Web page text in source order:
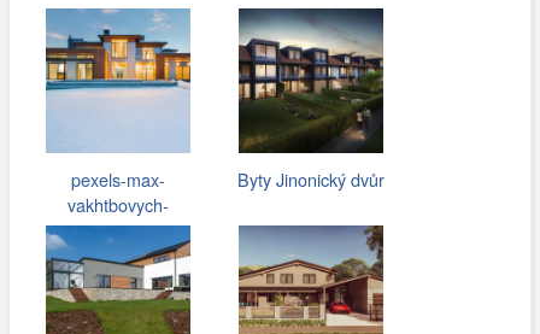
pexels-max-
vakhtbovych-
7031407.jpg
Byty Jinonický dvůr